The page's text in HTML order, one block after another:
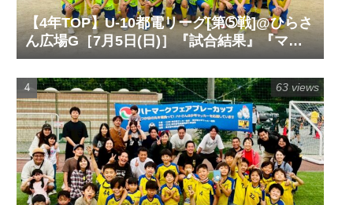
【4年TOP】U-10都電リーグ[第➄戦]@ひらさ
ん広場G［7月5日(日)］『試合結果』『マッ
チレポート』『試合動画』
63 views